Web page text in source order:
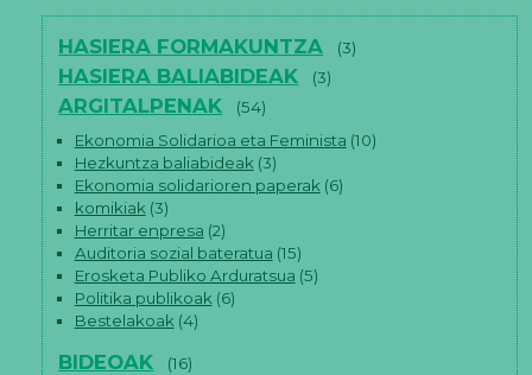
HASIERA FORMAKUNTZA (3)
HASIERA BALIABIDEAK (3)
ARGITALPENAK
(54)
Ekonomia Solidarioa eta Feminista (10)
Hezkuntza baliabideak (3)
Ekonomia solidarioren paperak (6)
komikiak (3)
Herritar enpresa (2)
Auditoria sozial bateratua (15)
Erosketa Publiko Arduratsua (5)
Politika publikoak (6)
Bestelakoak (4)
BIDEOAK
(16)